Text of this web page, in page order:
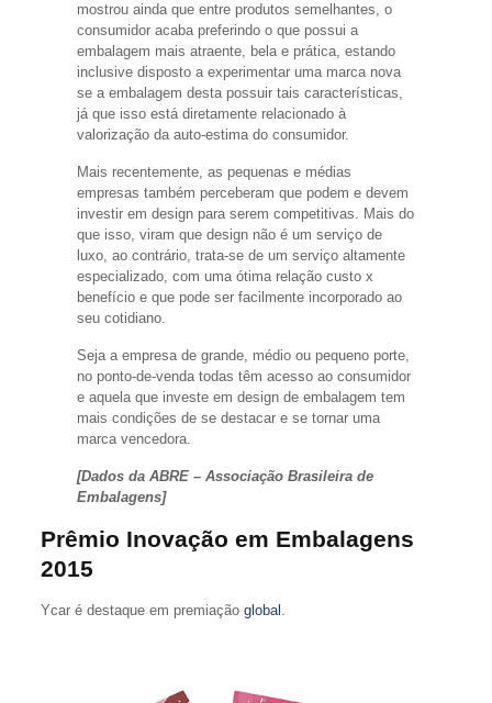
mostrou ainda que entre produtos semelhantes, o
consumidor acaba preferindo o que possui a
embalagem mais atraente, bela e prática, estando
inclusive disposto a experimentar uma marca nova
se a embalagem desta possuir tais características,
já que isso está diretamente relacionado à
valorização da auto-estima do consumidor.
Mais recentemente, as pequenas e médias
empresas também perceberam que podem e devem
investir em design para serem competitivas. Mais do
que isso, viram que design não é um serviço de
luxo, ao contrário, trata-se de um serviço altamente
especializado, com uma ótima relação custo x
benefício e que pode ser facilmente incorporado ao
seu cotidiano.
Seja a empresa de grande, médio ou pequeno porte,
no ponto-de-venda todas têm acesso ao consumidor
e aquela que investe em design de embalagem tem
mais condições de se destacar e se tornar uma
marca vencedora.
[Dados da ABRE – Associação Brasileira de
Embalagens]
Prêmio Inovação em Embalagens
2015
Ycar é destaque em premiação global .